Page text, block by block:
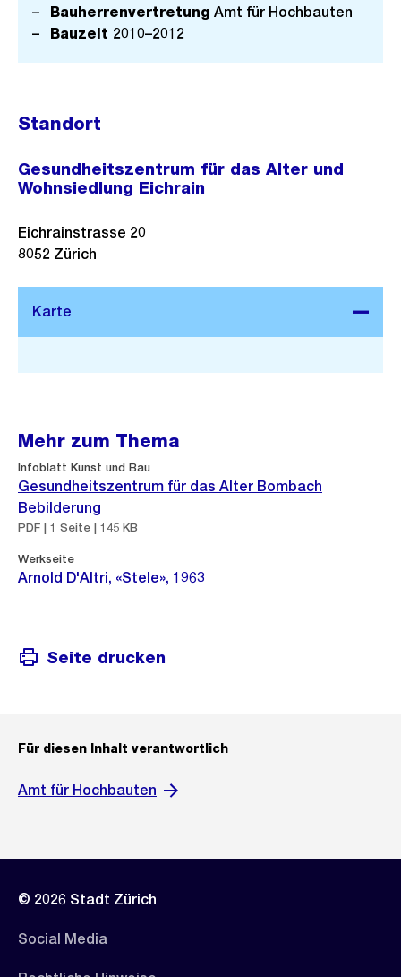
Bauherrenvertretung Amt für Hochbauten
Bauzeit 2010–2012
Standort
Gesundheitszentrum für das Alter und
Wohnsiedlung Eichrain
Stadtplan 3D
Eichrainstrasse 20
8052 Zürich
Mehr zum Thema
Infoblatt Kunst und Bau
Gesundheitszentrum für das Alter Bombach
Bebilderung
PDF | 1 Seite | 145 KB
Werkseite
Arnold D'Altri, «Stele», 1963
Seite drucken
Für diesen Inhalt verantwortlich
Amt für Hochbauten
© 2026 Stadt Zürich
Social Media